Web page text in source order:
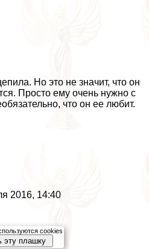
Но это не значит, что он
Просто ему очень нужно с
что он ее любит.
2016, 14:40
cookies
эту плашку